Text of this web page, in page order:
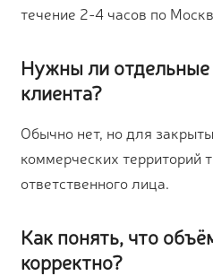
течение 2-4 часов по
Нужны ли отдельные
клиента?
Обычно нет, но для
коммерческих территорий
ответственного лица.
Как понять, что
корректно?